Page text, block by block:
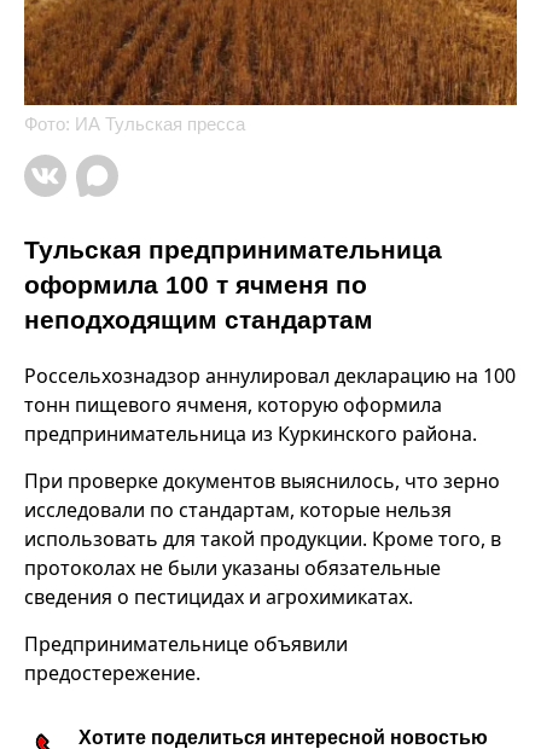
Фото: ИА Тульская пресса
Тульская предпринимательница
оформила 100 т ячменя по
неподходящим стандартам
Россельхознадзор аннулировал декларацию на 100
тонн пищевого ячменя, которую оформила
предпринимательница из Куркинского района.
При проверке документов выяснилось, что зерно
исследовали по стандартам, которые нельзя
использовать для такой продукции. Кроме того, в
протоколах не были указаны обязательные
сведения о пестицидах и агрохимикатах.
Предпринимательнице объявили
предостережение.
Хотите поделиться интересной новостью